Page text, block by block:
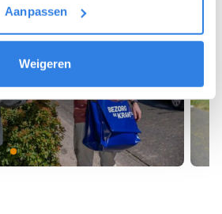
Aanpassen
Weigeren